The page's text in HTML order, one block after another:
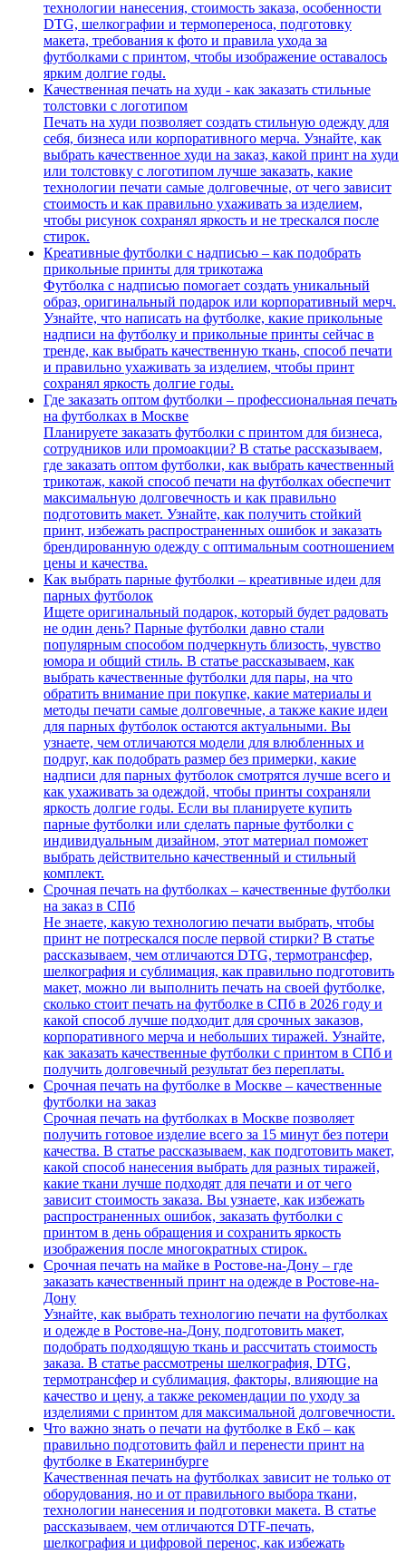
технологии нанесения, стоимость заказа, особенности
DTG, шелкографии и термопереноса, подготовку
макета, требования к фото и правила ухода за
футболками с принтом, чтобы изображение оставалось
ярким долгие годы.
Качественная печать на худи - как заказать стильные
толстовки с логотипом
Печать на худи позволяет создать стильную одежду для
себя, бизнеса или корпоративного мерча. Узнайте, как
выбрать качественное худи на заказ, какой принт на худи
или толстовку с логотипом лучше заказать, какие
технологии печати самые долговечные, от чего зависит
стоимость и как правильно ухаживать за изделием,
чтобы рисунок сохранял яркость и не трескался после
стирок.
Креативные футболки с надписью – как подобрать
прикольные принты для трикотажа
Футболка с надписью помогает создать уникальный
образ, оригинальный подарок или корпоративный мерч.
Узнайте, что написать на футболке, какие прикольные
надписи на футболку и прикольные принты сейчас в
тренде, как выбрать качественную ткань, способ печати
и правильно ухаживать за изделием, чтобы принт
сохранял яркость долгие годы.
Где заказать оптом футболки – профессиональная печать
на футболках в Москве
Планируете заказать футболки с принтом для бизнеса,
сотрудников или промоакции? В статье рассказываем,
где заказать оптом футболки, как выбрать качественный
трикотаж, какой способ печати на футболках обеспечит
максимальную долговечность и как правильно
подготовить макет. Узнайте, как получить стойкий
принт, избежать распространенных ошибок и заказать
брендированную одежду с оптимальным соотношением
цены и качества.
Как выбрать парные футболки – креативные идеи для
парных футболок
Ищете оригинальный подарок, который будет радовать
не один день? Парные футболки давно стали
популярным способом подчеркнуть близость, чувство
юмора и общий стиль. В статье рассказываем, как
выбрать качественные футболки для пары, на что
обратить внимание при покупке, какие материалы и
методы печати самые долговечные, а также какие идеи
для парных футболок остаются актуальными. Вы
узнаете, чем отличаются модели для влюбленных и
подруг, как подобрать размер без примерки, какие
надписи для парных футболок смотрятся лучше всего и
как ухаживать за одеждой, чтобы принты сохраняли
яркость долгие годы. Если вы планируете купить
парные футболки или сделать парные футболки с
индивидуальным дизайном, этот материал поможет
выбрать действительно качественный и стильный
комплект.
Срочная печать на футболках – качественные футболки
на заказ в СПб
Не знаете, какую технологию печати выбрать, чтобы
принт не потрескался после первой стирки? В статье
рассказываем, чем отличаются DTG, термотрансфер,
шелкография и сублимация, как правильно подготовить
макет, можно ли выполнить печать на своей футболке,
сколько стоит печать на футболке в СПб в 2026 году и
какой способ лучше подходит для срочных заказов,
корпоративного мерча и небольших тиражей. Узнайте,
как заказать качественные футболки с принтом в СПб и
получить долговечный результат без переплаты.
Срочная печать на футболке в Москве – качественные
футболки на заказ
Срочная печать на футболках в Москве позволяет
получить готовое изделие всего за 15 минут без потери
качества. В статье рассказываем, как подготовить макет,
какой способ нанесения выбрать для разных тиражей,
какие ткани лучше подходят для печати и от чего
зависит стоимость заказа. Вы узнаете, как избежать
распространенных ошибок, заказать футболки с
принтом в день обращения и сохранить яркость
изображения после многократных стирок.
Срочная печать на майке в Ростове-на-Дону – где
заказать качественный принт на одежде в Ростове-на-
Дону
Узнайте, как выбрать технологию печати на футболках
и одежде в Ростове-на-Дону, подготовить макет,
подобрать подходящую ткань и рассчитать стоимость
заказа. В статье рассмотрены шелкография, DTG,
термотрансфер и сублимация, факторы, влияющие на
качество и цену, а также рекомендации по уходу за
изделиями с принтом для максимальной долговечности.
Что важно знать о печати на футболке в Екб – как
правильно подготовить файл и перенести принт на
футболке в Екатеринбурге
Качественная печать на футболках зависит не только от
оборудования, но и от правильного выбора ткани,
технологии нанесения и подготовки макета. В статье
рассказываем, чем отличаются DTF-печать,
шелкография и цифровой перенос, как избежать